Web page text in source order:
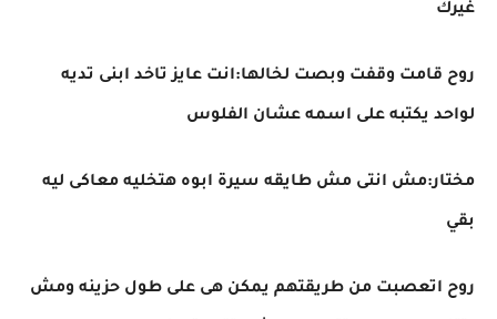
غيرك
روح قامت وقفت وبصت لخالها:انت عايز تاخد ابنى تديه
لواحد يكتبه على اسمه عشان الفلوس
مختار:مش انتى مش طايقه سيرة ابوه هتخليه معاكى ليه
بقي
روح اتعصبت من طريقتهم يمكن هى على طول حزينه ومش